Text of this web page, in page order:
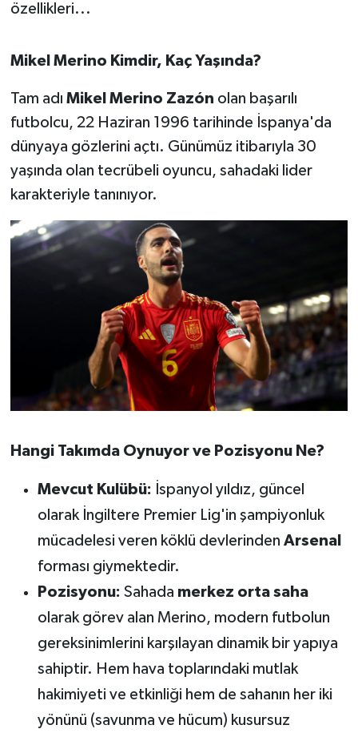
özellikleri...
Mikel Merino Kimdir, Kaç Yaşında?
Tam adı Mikel Merino Zazón olan başarılı
futbolcu, 22 Haziran 1996 tarihinde İspanya'da
dünyaya gözlerini açtı. Günümüz itibarıyla 30
yaşında olan tecrübeli oyuncu, sahadaki lider
karakteriyle tanınıyor.
Hangi Takımda Oynuyor ve Pozisyonu Ne?
Mevcut Kulübü: İspanyol yıldız, güncel
olarak İngiltere Premier Lig'in şampiyonluk
mücadelesi veren köklü devlerinden Arsenal
forması giymektedir.
Pozisyonu: Sahada merkez orta saha
olarak görev alan Merino, modern futbolun
gereksinimlerini karşılayan dinamik bir yapıya
sahiptir. Hem hava toplarındaki mutlak
hakimiyeti ve etkinliği hem de sahanın her iki
yönünü (savunma ve hücum) kusursuz
Resmi İlanlar
SAĞLIK
Savaştepe
SEYAHAT
SİYASET
SÜRMANŞET
Susurluk
Trend
VİZYONDAKİLER
YAŞAM